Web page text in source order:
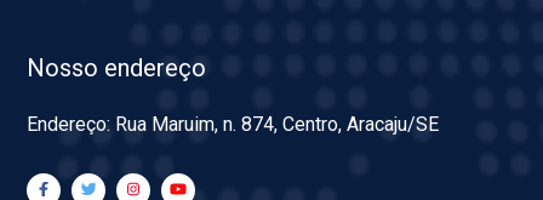
Nosso endereço
Endereço: Rua Maruim, n. 874, Centro, Aracaju/SE